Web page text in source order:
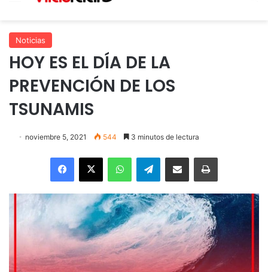
Noticias
HOY ES EL DÍA DE LA
PREVENCIÓN DE LOS
TSUNAMIS
noviembre 5, 2021 544 3 minutos de lectura
Facebook
X WhatsAppTelegramEnviar vía email Imprimir